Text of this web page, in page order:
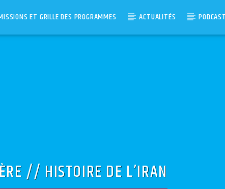
ET GRILLE DES PROGRAMMES ACTUALITÉS
// HISTOIRE DE L’IRAN